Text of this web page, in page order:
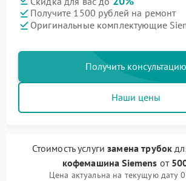
Получите 1500 рублей на ремонт
Оригинальные комплектующие
Получить консультацию
Наши цены
Стоимость услугизамена трубок
кофемашина Siemens от
Цена актуальна на текущую дату